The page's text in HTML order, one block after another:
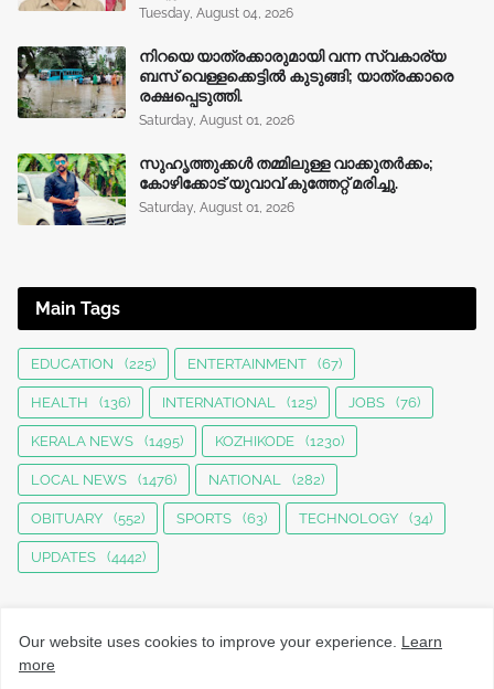
Tuesday, August 04, 2026
നിറയെ യാത്രക്കാരുമായി വന്ന സ്വകാര്യ
ബസ് വെള്ളക്കെട്ടിൽ കുടുങ്ങി; യാത്രക്കാരെ
രക്ഷപ്പെടുത്തി.
Saturday, August 01, 2026
സുഹൃത്തുക്കൾ തമ്മിലുള്ള വാക്കുതർക്കം;
കോഴിക്കോട് യുവാവ് കുത്തേറ്റ് മരിച്ചു.
Saturday, August 01, 2026
Main Tags
EDUCATION (225) ENTERTAINMENT (67)
HEALTH (136) INTERNATIONAL (125) JOBS (76)
KERALA NEWS (1495) KOZHIKODE (1230)
LOCAL NEWS (1476) NATIONAL (282)
OBITUARY (552) SPORTS (63) TECHNOLOGY (34)
UPDATES (4442)
Our website uses cookies to improve your experience. Learn
more